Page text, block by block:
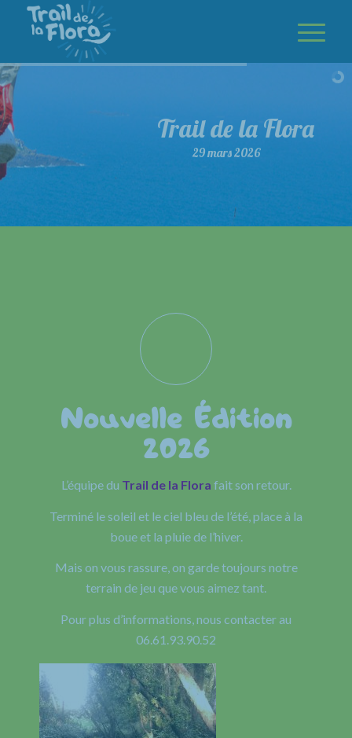
Trail de la Flora
29 mars 2026
Nouvelle Édition
2026
L’équipe du Trail de la Flora fait son retour.
Terminé le soleil et le ciel bleu de l’été, place à la
boue et la pluie de l’hiver.
Mais on vous rassure, on garde toujours notre
terrain de jeu que vous aimez tant.
Pour plus d’informations, nous contacter au
06.61.93.90.52